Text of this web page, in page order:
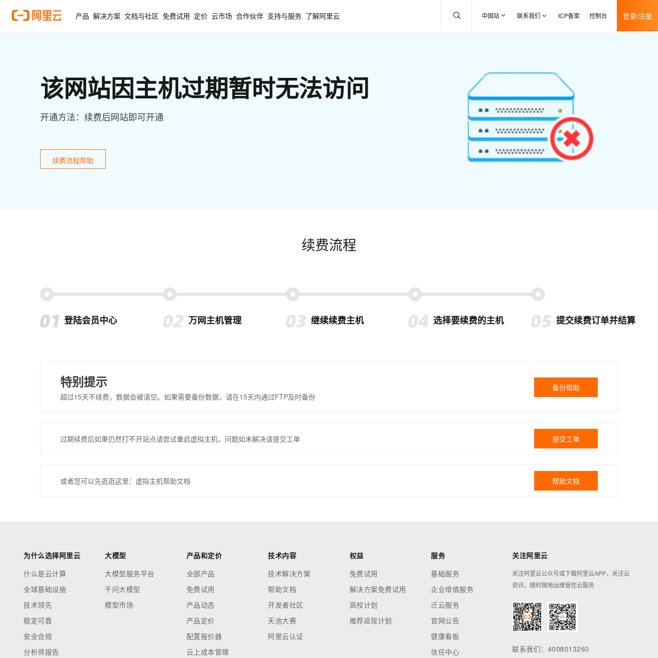
产品 解决方案 文档与社区 免费试用 定价 云市场 合作伙伴 支持与服务 了解阿里云 中国站 联系我们 ICP备案 控制台 登录/注册
该网站因主机过期暂时无法访问
开通方法：续费后网站即可开通
续费流程帮助
续费流程
登陆会员中心 万网主机管理 继续续费主机 选择要续费的主机 提交续费订单并结算
特别提示
超过15天不续费，数据会被清空。如果需要备份数据，请在15天内通过FTP及时备份
备份帮助
过期续费后如果仍然打不开站点请尝试重启虚拟主机，问题如未解决请提交工单 提交工单
或者您可以先逛逛这里：虚拟主机帮助文档 帮助文档